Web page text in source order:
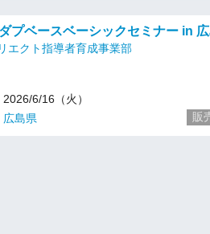
プベースベーシックセミナー in
エクト指導者育成事業部
2026/6/16（火）
広島県
販